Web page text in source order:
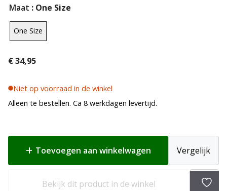
Maat : One Size
One Size
€34,95
Niet op voorraad in de winkel
Alleen te bestellen. Ca 8 werkdagen levertijd.
Toevoegen aan winkelwagen Vergelijk
Bekijk dit product in de winkel